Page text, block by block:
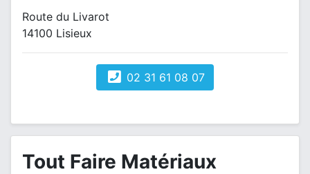
Route du Livarot
14100 Lisieux
02 31 61 08 07
Tout Faire Matériaux